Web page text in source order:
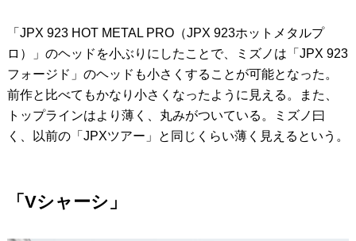
「JPX 923 HOT METAL PRO（JPX 923ホットメタルプ
ロ）」のヘッドを小ぶりにしたことで、ミズノは「JPX 923
フォージド」のヘッドも小さくすることが可能となった。
前作と比べてもかなり小さくなったように見える。また、
トップラインはより薄く、丸みがついている。ミズノ曰
く、以前の「JPXツアー」と同じくらい薄く見えるという。
「Vシャーシ」